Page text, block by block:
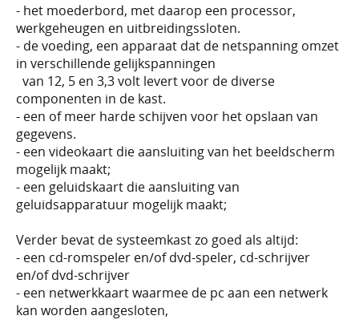
- het moederbord, met daarop een processor,
werkgeheugen en uitbreidingssloten.
- de voeding, een apparaat dat de netspanning omzet
in verschillende gelijkspanningen
van 12, 5 en 3,3 volt levert voor de diverse
componenten in de kast.
- een of meer harde schijven voor het opslaan van
gegevens.
- een videokaart die aansluiting van het beeldscherm
mogelijk maakt;
- een geluidskaart die aansluiting van
geluidsapparatuur mogelijk maakt;
Verder bevat de systeemkast zo goed als altijd:
- een cd-romspeler en/of dvd-speler, cd-schrijver
en/of dvd-schrijver
- een netwerkkaart waarmee de pc aan een netwerk
kan worden aangesloten,